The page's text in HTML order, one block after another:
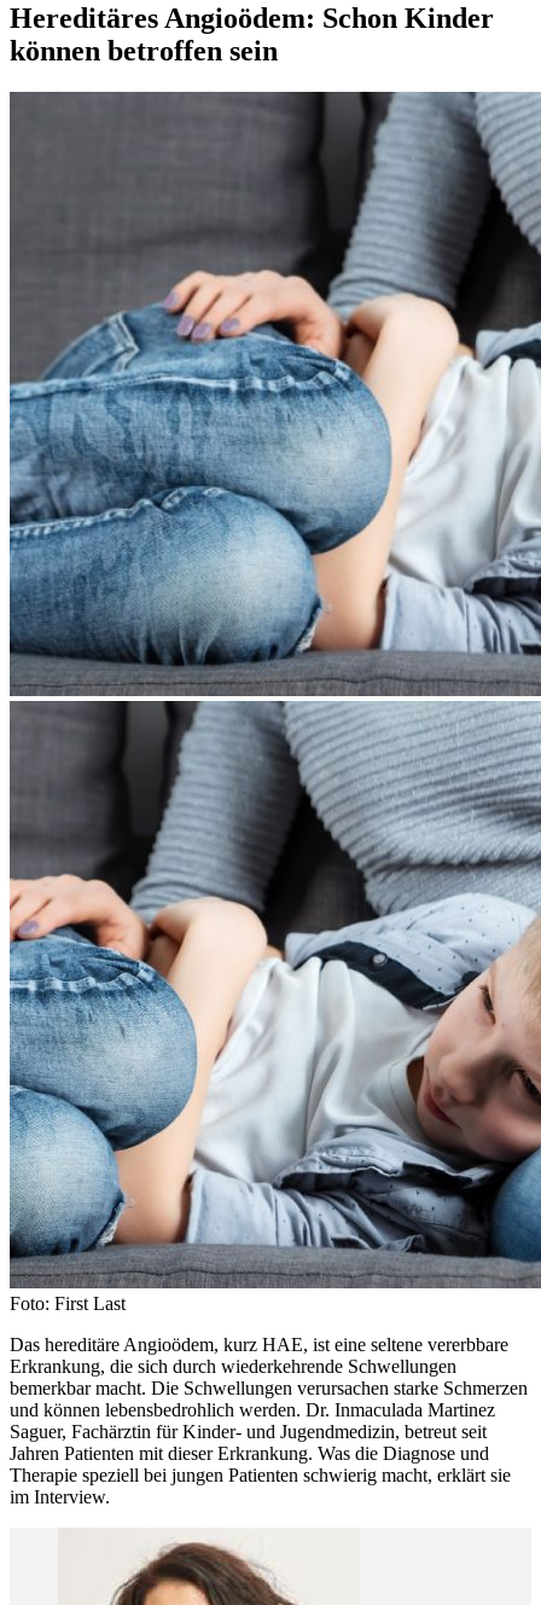
Hereditäres Angioödem: Schon Kinder
können betroffen sein
Foto: First Last
Das hereditäre Angioödem, kurz HAE, ist eine seltene vererbbare
Erkrankung, die sich durch wiederkehrende Schwellungen
bemerkbar macht. Die Schwellungen verursachen starke Schmerzen
und können lebensbedrohlich werden. Dr. Inmaculada Martinez
Saguer, Fachärztin für Kinder- und Jugendmedizin, betreut seit
Jahren Patienten mit dieser Erkrankung. Was die Diagnose und
Therapie speziell bei jungen Patienten schwierig macht, erklärt sie
im Interview.